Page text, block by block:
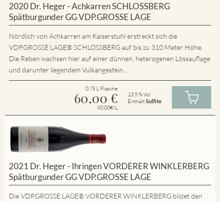
2020 Dr. Heger - Achkarren SCHLOSSBERG
Spätburgunder GG VDP.GROSSE LAGE
Nördlich von Achkarren am Kaiserstuhl erstreckt sich die
VDP.GROSSE LAGE® SCHLOSSBERG auf bis zu 310 Meter Höhe.
Die Reben wachsen hier auf einer dünnen, heterogenen Lössauflage
und darunter liegendem Vulkangestein...
0.75 L Flasche
60,00 €
80.00€/L
13.5 % Vol
EnthältSulfite
2021 Dr. Heger - Ihringen VORDERER WINKLERBERG
Spätburgunder GG VDP.GROSSE LAGE
Die VDP.GROSSE LAGE® VORDERER WINKLERBERG bildet den